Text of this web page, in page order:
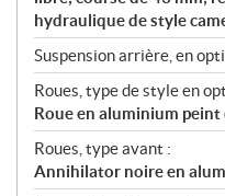
hydraulique de style
Suspension arrière, en
Roues, type de style en
Roue en aluminium
Roues, type avant :
Annihilator noire en